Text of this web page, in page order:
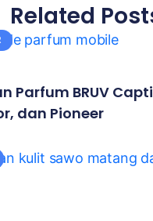
Related
Parfum BRUV
dan Pioneer